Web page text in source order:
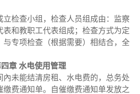
立检查小组，检查人员组成由：监察
表和教职工代表组成；检查方式为定
与专项检查（根据需要）相结合，全
四章 水电使用管理
內未能结清房租、水电费的，总务处
费通知单。自催缴费通知单发放之